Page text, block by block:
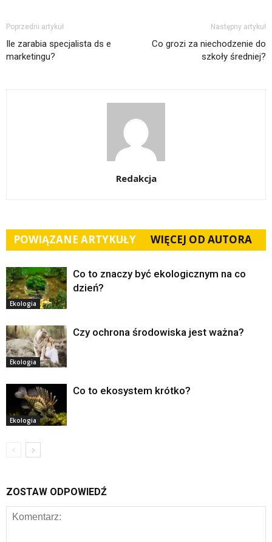
Poprzedni artykuł
Ile zarabia specjalista ds e
marketingu?
Następny artykuł
Co grozi za niechodzenie do
szkoły średniej?
Redakcja
POWIĄZANE ARTYKUŁY WIĘCEJ OD AUTORA
Ekologia
Co to znaczy być ekologicznym na co
dzień?
Ekologia
Czy ochrona środowiska jest ważna?
Ekologia
Co to ekosystem krótko?
ZOSTAW ODPOWIEDŹ